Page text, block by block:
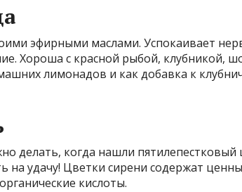
эфирными маслами. Успокаивает
Хороша с красной рыбой, клубникой,
лимонадов и как добавка к
делать, когда нашли пятилепестковый
на удачу! Цветки сирени содержат
кислоты.